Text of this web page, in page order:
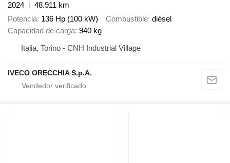
2024
48.911 km
Potencia 136 Hp (100 kW) Combustible diésel
Capacidad de carga 940 kg
Italia, Torino - CNH Industrial Village
IVECO ORECCHIA S.p.A.